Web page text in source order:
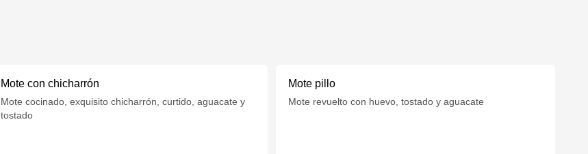
Mote con chicharrón
Mote cocinado, exquisito chicharrón, curtido, aguacate y
tostado
Mote pillo
Mote revuelto con huevo, tostado y aguacate